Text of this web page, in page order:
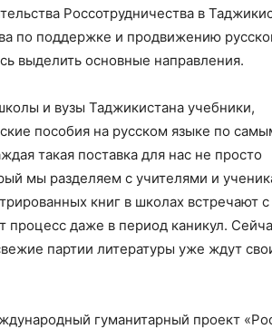
Россотрудничества в
по поддержке и продвижению
выделить основные направления.
и вузы Таджикистана учебники,
пособия на русском языке по
такая поставка для нас не просто
мы разделяем с учителями и
книг в школах встречают с
даже в период каникул.
партии литературы уже ждут
гуманитарный проект